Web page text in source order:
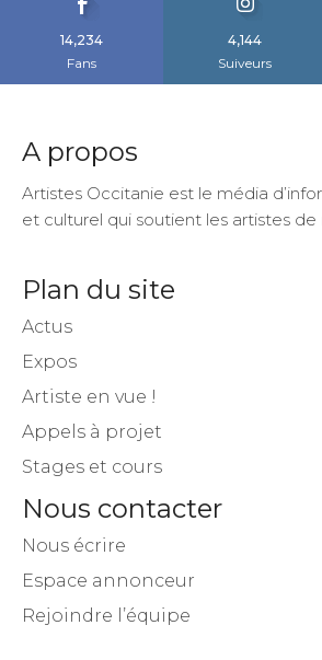
14,234
Fans
4,144
Suiveurs
A propos
Artistes Occitanie est le média
et culturel qui soutient les artistes de
Plan du site
Actus
Expos
Artiste en vue !
Appels à projet
Stages et cours
Nous contacter
Nous écrire
Espace annonceur
Rejoindre l’équipe